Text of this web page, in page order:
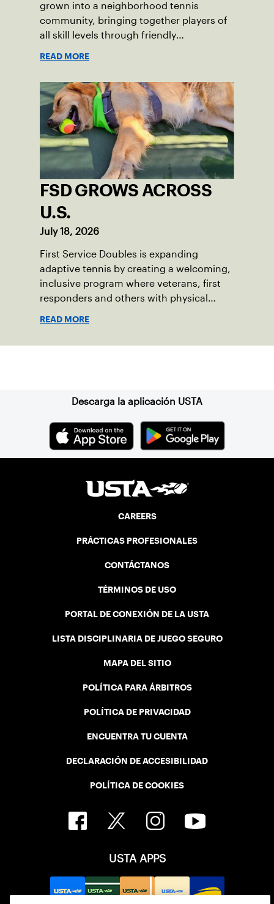
grown into a neighborhood tennis
community, bringing together players of
all skill levels through friendly
READ MORE
FSD GROWS ACROSS
U.S.
July 18, 2026
First Service Doubles is expanding
adaptive tennis by creating a welcoming,
inclusive program where veterans, first
responders and others with physical
READ MORE
Descarga la aplicación USTA
CAREERS
PRÁCTICAS PROFESIONALES
CONTÁCTANOS
TÉRMINOS DE USO
PORTAL DE CONEXIÓN DE LA USTA
LISTA DISCIPLINARIA DE JUEGO SEGURO
MAPA DEL SITIO
POLÍTICA PARA ÁRBITROS
POLÍTICA DE PRIVACIDAD
ENCUENTRA TU CUENTA
DECLARACIÓN DE ACCESIBILIDAD
POLÍTICA DE COOKIES
USTA APPS